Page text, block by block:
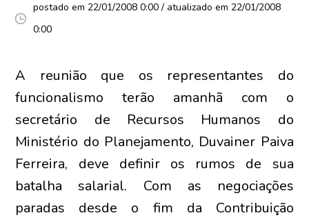
postado em 22/01/2008 0:00 / atualizado em 22/01/2008
0:00
A reunião que os representantes do
funcionalismo terão amanhã com o
secretário de Recursos Humanos do
Ministério do Planejamento, Duvainer Paiva
Ferreira, deve definir os rumos de sua
batalha salarial. Com as negociações
paradas desde o fim da Contribuição